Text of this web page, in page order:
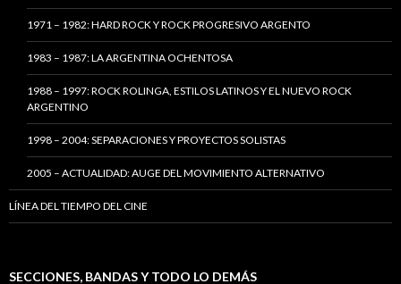
1971 – 1982: HARD ROCK Y ROCK PROGRESIVO ARGENTO
1983 – 1987: LA ARGENTINA OCHENTOSA
1988 – 1997: ROCK ROLINGA, ESTILOS LATINOS Y EL NUEVO ROCK
ARGENTINO
1998 – 2004: SEPARACIONES Y PROYECTOS SOLISTAS
2005 – ACTUALIDAD: AUGE DEL MOVIMIENTO ALTERNATIVO
LÍNEA DEL TIEMPO DEL CINE
SECCIONES, BANDAS Y TODO LO DEMÁS